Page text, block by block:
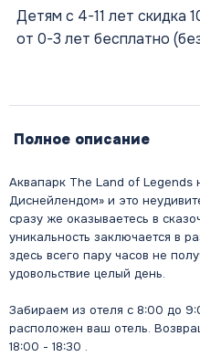
Детям с 4-11 лет скидка
от 0-3 лет бесплатно
Полное описание
Аквапарк The Land of Legends
Диснейлендом» и это
сразу же оказываетесь в
уникальность заключается в
здесь всего пару часов не
удовольствие целый день.
Забираем из отеля с 8:00 до
расположен ваш отель.
18:00 - 18:30 .